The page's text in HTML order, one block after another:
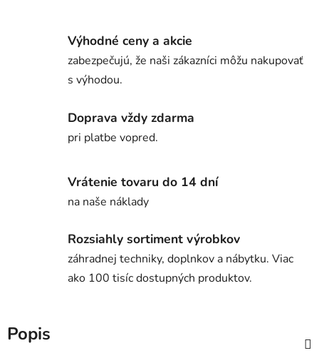
Výhodné ceny a akcie
zabezpečujú, že naši zákazníci môžu nakupovať
s výhodou.
Doprava vždy zdarma
pri platbe vopred.
Vrátenie tovaru do 14 dní
na naše náklady
Rozsiahly sortiment výrobkov
záhradnej techniky, doplnkov a nábytku. Viac
ako 100 tisíc dostupných produktov.
Popis